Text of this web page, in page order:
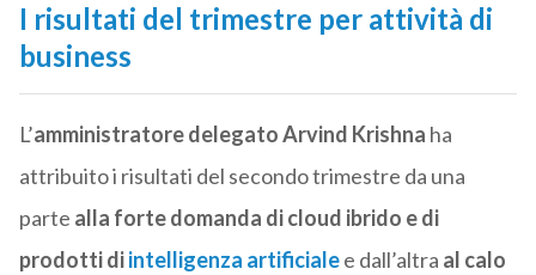
I risultati del trimestre per attività di
business
L’amministratore delegato Arvind Krishna ha
attribuito i risultati del secondo trimestre da una
parte alla forte domanda di cloud ibrido e di
prodotti diintelligenza artificialee dall’altra al calo